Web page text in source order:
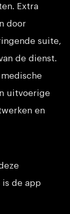
Extra
door
suite,
de dienst.
uitvoerige
en
is de app